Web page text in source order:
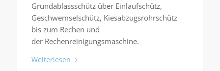
Grundablassschütz über Einlaufschütz,
Geschwemselschütz, Kiesabzugsrohrschütz
bis zum Rechen und
der Rechenreinigungsmaschine.
Weiterlesen